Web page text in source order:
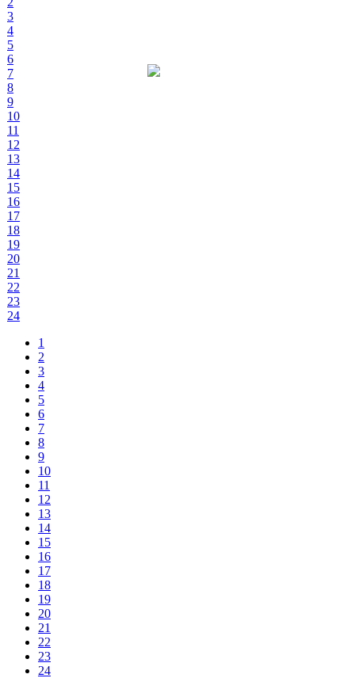
3
4
5
6
7
8
9
10
11
12
13
14
15
16
17
18
19
20
21
22
23
24
1
2
3
4
5
6
7
8
9
10
11
12
13
14
15
16
17
18
19
20
21
22
23
24